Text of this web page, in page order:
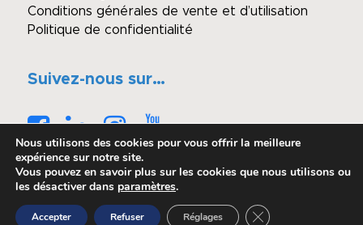
Conditions générales de vente et d’utilisation
Politique de confidentialité
Suivez-nous sur…
© Copyright - Winimmo enchères
Nous utilisons des cookies pour vous offrir la meilleure
expérience sur notre site.
Vous pouvez en savoir plus sur les cookies que nous utilisons ou
les désactiver dans paramètres.
Accepter Refuser Réglages Fermer la bannière